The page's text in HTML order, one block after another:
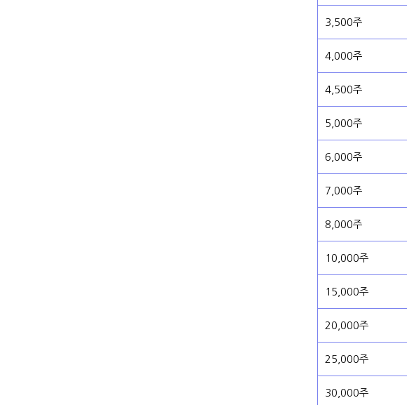
3,500주
4,000주
4,500주
5,000주
6,000주
7,000주
8,000주
10,000주
15,000주
20,000주
25,000주
30,000주